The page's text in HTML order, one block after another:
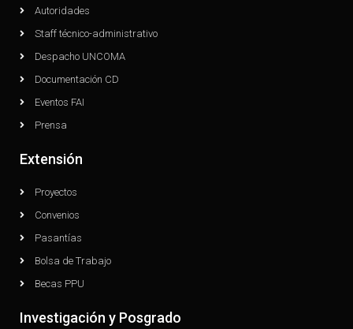
Autoridades
Staff técnico-administrativo
Despacho UNCOMA
Documentación CD
Eventos FAI
Prensa
Extensión
Proyectos
Convenios
Pasantías
Bolsa de Trabajo
Becas PPU
Investigación y Posgrado